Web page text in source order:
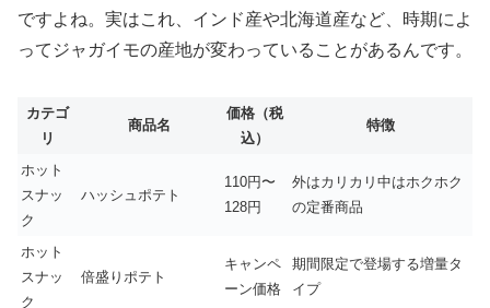
ですよね。実はこれ、インド産や北海道産など、時期によ
ってジャガイモの産地が変わっていることがあるんです。
カテゴ
リ
商品名
価格（税
込）
特徴
ホット
スナッ
ク
ハッシュポテト
110円〜
128円
外はカリカリ中はホクホク
の定番商品
ホット
スナッ
ク
倍盛りポテト
キャンペ
ーン価格
期間限定で登場する増量タ
イプ